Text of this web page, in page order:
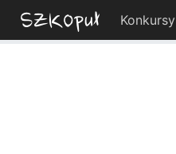
Konkursy